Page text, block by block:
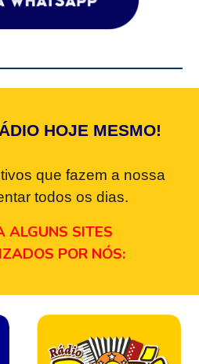
HOJE MESMO!
que fazem a nossa
todos os dias.
ALGUNS SITES
POR NÓS: